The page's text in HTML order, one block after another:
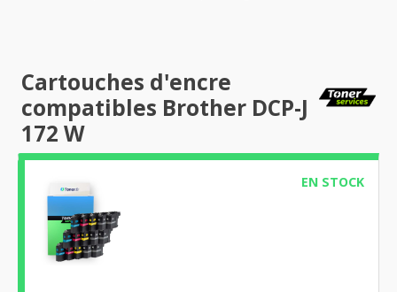
Cartouches d'encre
compatibles Brother DCP-J
172 W
EN STOCK